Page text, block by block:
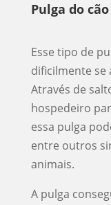
Pulga do cão
Esse tipo de
dificilmente se
Através de
hospedeiro
essa pulga
entre outros
animais.
A pulga